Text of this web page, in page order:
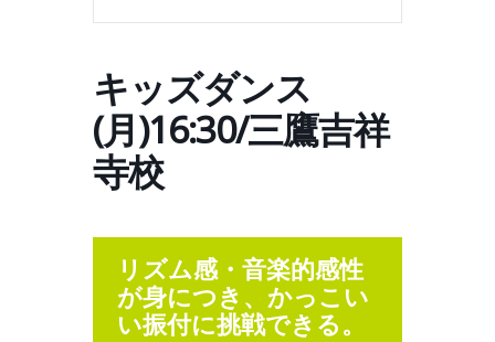
キッズダンス
(月)16:30/三鷹吉祥
寺校
リズム感・音楽的感性
が身につき、かっこい
い振付に挑戦できる。